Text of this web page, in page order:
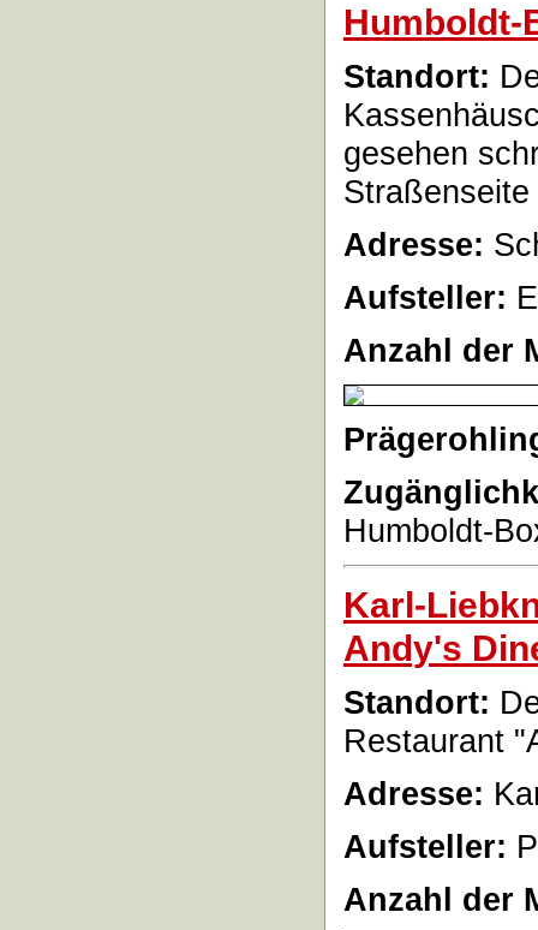
Humboldt-
Standort:
gesehen
Adresse:
Aufsteller:
Anzahl der
Humboldt-
Karl-
Andy's
Standort:
Restaurant
Adresse:
Aufsteller:
Anzahl der